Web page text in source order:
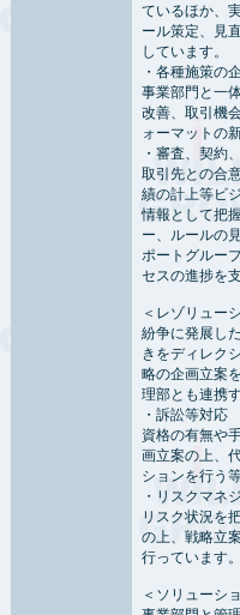
ているほか、
ール策定、見
しています。
・各種施策の
事業部門と一
改善、取引機
ォーマットの
・審査、契約
取引先との合
績の計上等ビ
情報として把
ー、ルールの
ポートグルー
セスの進捗を
＜レゾリュー
紛争に発展し
きをディレク
略の企画立案
理部とも連携
・訴訟等対応
資格の有無や
画立案の上、
ションを行う
・リスクマネ
リスク状況を
の上、戦略立
行っています。
＜ソリューシ